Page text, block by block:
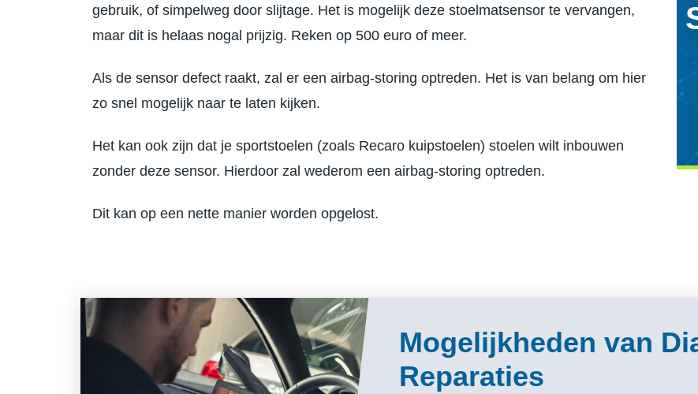
gebruik, of simpelweg door slijtage. Het is mogelijk deze stoelmatsensor te vervangen,
maar dit is helaas nogal prijzig. Reken op 500 euro of meer.
Als de sensor defect raakt, zal er een airbag-storing optreden. Het is van belang om hier
zo snel mogelijk naar te laten kijken.
Het kan ook zijn dat je sportstoelen (zoals Recaro kuipstoelen) stoelen wilt inbouwen
zonder deze sensor. Hierdoor zal wederom een airbag-storing optreden.
Dit kan op een nette manier worden opgelost.
Mogelijkheden van
Reparaties